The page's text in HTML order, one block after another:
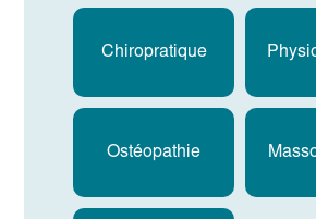
Chiropratique
Ostéopathie